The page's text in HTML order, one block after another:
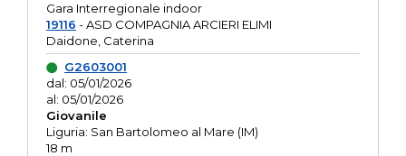
Gara Interregionale indoor
19116 - ASD COMPAGNIA ARCIERI ELIMI
Daidone, Caterina
G2603001
dal: 05/01/2026
al: 05/01/2026
Giovanile
Liguria: San Bartolomeo al Mare (IM)
18 m